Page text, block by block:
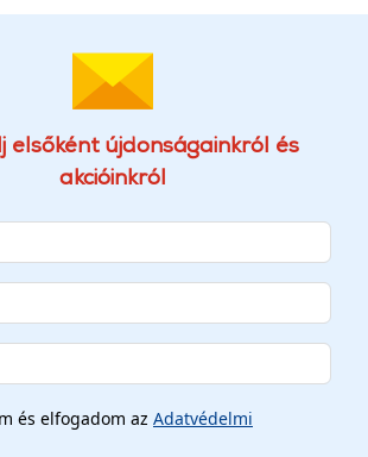
elsőként újdonságainkról és
akcióinkról
és elfogadom az Adatvédelmi